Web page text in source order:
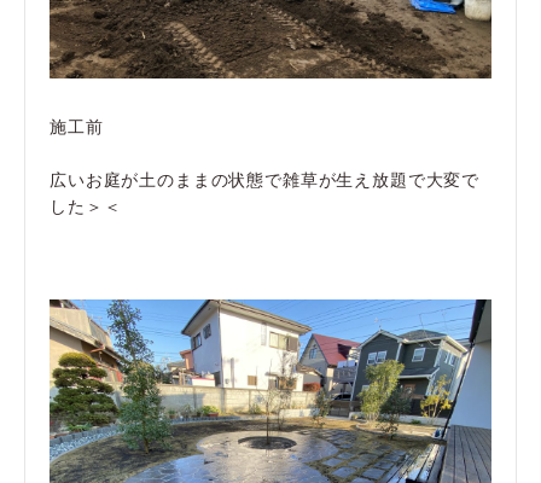
施工前
広いお庭が土のままの状態で雑草が生え放題で大変で
した＞＜